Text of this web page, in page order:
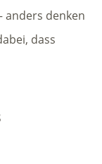
anders denken
dass